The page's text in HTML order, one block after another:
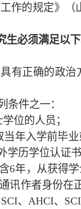
作的规定》（
必须满足以下
有正确的政
条件之一：
位的人员；
年入学前毕
历学位认证书
6年，从获得
讯作者身份在
、 AHCI、 SCI